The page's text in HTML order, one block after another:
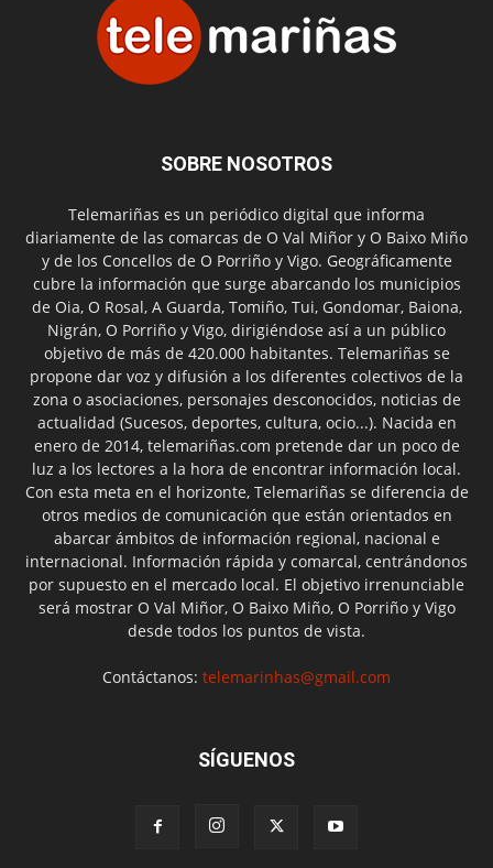
SOBRE NOSOTROS
Telemariñas es un periódico digital que informa
diariamente de las comarcas de O Val Miñor y O Baixo Miño
y de los Concellos de O Porriño y Vigo. Geográficamente
cubre la información que surge abarcando los municipios
de Oia, O Rosal, A Guarda, Tomiño, Tui, Gondomar, Baiona,
Nigrán, O Porriño y Vigo, dirigiéndose así a un público
objetivo de más de 420.000 habitantes. Telemariñas se
propone dar voz y difusión a los diferentes colectivos de la
zona o asociaciones, personajes desconocidos, noticias de
actualidad (Sucesos, deportes, cultura, ocio...). Nacida en
enero de 2014, telemariñas.com pretende dar un poco de
luz a los lectores a la hora de encontrar información local.
Con esta meta en el horizonte, Telemariñas se diferencia de
otros medios de comunicación que están orientados en
abarcar ámbitos de información regional, nacional e
internacional. Información rápida y comarcal, centrándonos
por supuesto en el mercado local. El objetivo irrenunciable
será mostrar O Val Miñor, O Baixo Miño, O Porriño y Vigo
desde todos los puntos de vista.
Contáctanos: telemarinhas@gmail.com
SÍGUENOS